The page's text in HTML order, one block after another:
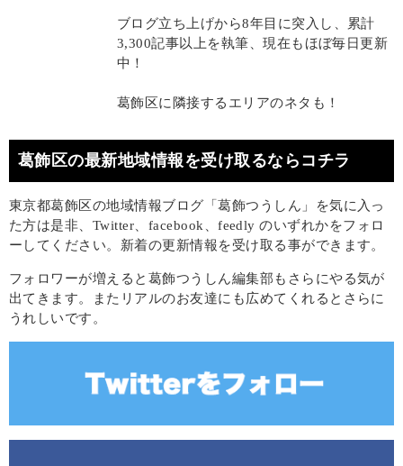
ブログ立ち上げから8年目に突入し、累計
3,300記事以上を執筆、現在もほぼ毎日更新
中！
葛飾区に隣接するエリアのネタも！
葛飾区の最新地域情報を受け取るならコチラ
東京都葛飾区の地域情報ブログ「葛飾つうしん」を気に入っ
た方は是非、Twitter、facebook、feedly のいずれかをフォロ
ーしてください。新着の更新情報を受け取る事ができます。
フォロワーが増えると葛飾つうしん編集部もさらにやる気が
出てきます。またリアルのお友達にも広めてくれるとさらに
うれしいです。